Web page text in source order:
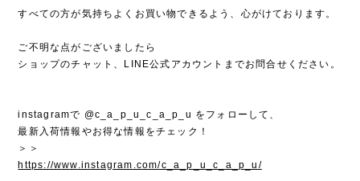
すべての方が気持ちよくお買い物できるよう、心がけております。
ご不明な点がございましたら
ショップのチャット、LINE公式アカウントまでお問合せください。
instagramで @c_a_p_u_c_a_p_u をフォローして、
最新入荷情報やお得な情報をチェック！
＞＞
https://www.instagram.com/c_a_p_u_c_a_p_u/